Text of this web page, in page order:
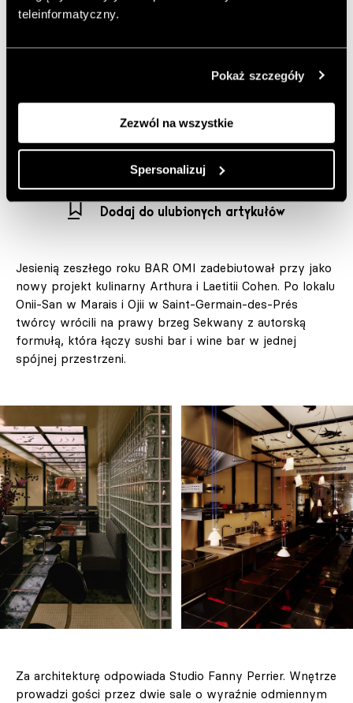
teleinformatyczny.
Pokaż szczegóły
Zezwól na wszystkie
Spersonalizuj
dopracowanym wnętrzem projektu Fanny Perrier.
Opublikowano: 09.01.2026
Zdjęcia: Victor Jacques, Robin Lefebvre
https://fannyperrier.com/
Dodaj do ulubionych artykułów
Jesienią zeszłego roku BAR OMI zadebiutował przy jako
nowy projekt kulinarny Arthura i Laetitii Cohen. Po lokalu
Onii-San w Marais i Ojii w Saint-Germain-des-Prés
twórcy wrócili na prawy brzeg Sekwany z autorską
formułą, która łączy sushi bar i wine bar w jednej
spójnej przestrzeni.
Za architekturę odpowiada Studio Fanny Perrier. Wnętrze
prowadzi gości przez dwie sale o wyraźnie odmiennym